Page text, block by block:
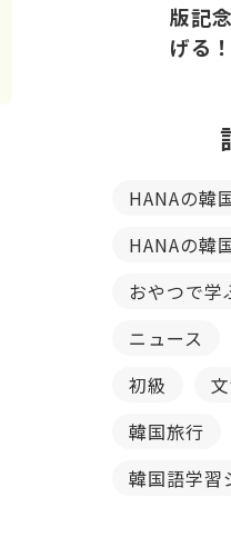
版記
げる！
HANAの韓
HANAの韓
おやつで学
ニュース
初級
韓国旅行
韓国語学習